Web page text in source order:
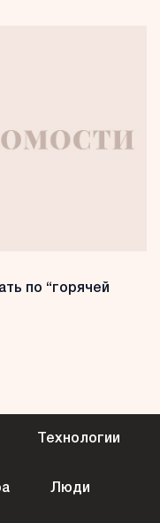
по “горячей
Технологии
Люди